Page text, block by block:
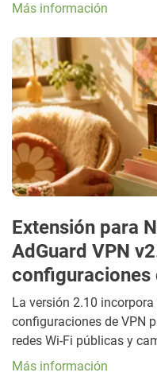
Más información
Extensión para
AdGuard VPN
configuraciones
La versión 2.10
configuraciones de VPN
redes Wi-Fi públicas y
Más información